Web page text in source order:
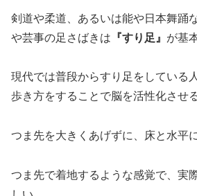
剣道や柔道、あるいは能や日本舞踊
や芸事の足さばきは 『すり足』 が基
現代では普段からすり足をしている
歩き方をすることで脳を活性化させ
つま先を大きくあげずに、床と水平
つま先で着地するような感覚で、実